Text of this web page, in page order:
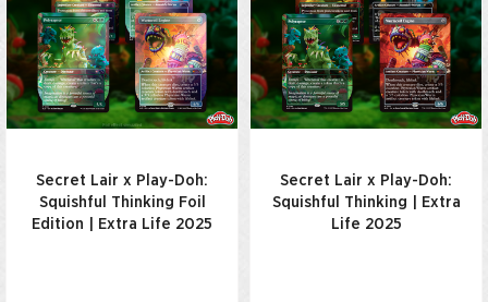
Secret Lair x Play-Doh:
Squishful Thinking Foil
Edition | Extra Life 2025
Secret Lair x Play-Doh:
Squishful Thinking | Extra
Life 2025